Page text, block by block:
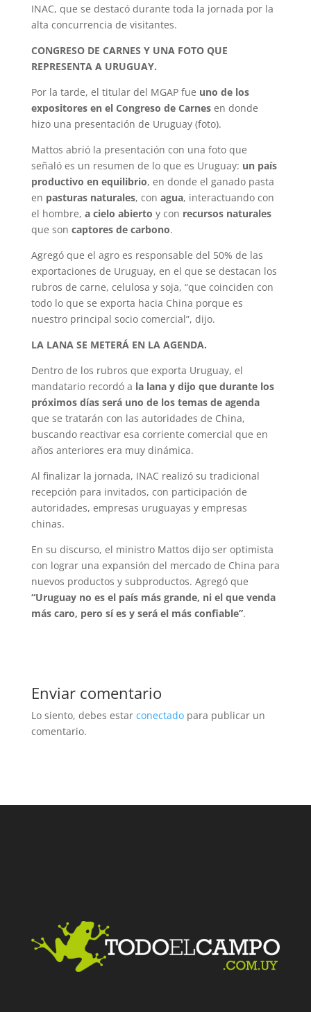
INAC, que se destacó durante toda la jornada por la
alta concurrencia de visitantes.
CONGRESO DE CARNES Y UNA FOTO QUE
REPRESENTA A URUGUAY.
Por la tarde, el titular del MGAP fue uno de los
expositores en el Congreso de Carnesen donde
hizo una presentación de Uruguay (foto).
Mattos abrió la presentación con una foto que
señaló es un resumen de lo que es Uruguay: un país
productivo en equilibrio, en donde el ganado pasta
en pasturas naturales, con agua, interactuando con
el hombre, a cielo abierto y con recursos naturales
que son captores de carbono.
Agregó que el agro es responsable del 50% de las
exportaciones de Uruguay, en el que se destacan los
rubros de carne, celulosa y soja, “que coinciden con
todo lo que se exporta hacia China porque es
nuestro principal socio comercial”, dijo.
LA LANA SE METERÁ EN LA AGENDA.
Dentro de los rubros que exporta Uruguay, el
mandatario recordó a la lana y dijo que durante los
próximos días será uno de los temas de agenda
que se tratarán con las autoridades de China,
buscando reactivar esa corriente comercial que en
años anteriores era muy dinámica.
Al finalizar la jornada, INAC realizó su tradicional
recepción para invitados, con participación de
autoridades, empresas uruguayas y empresas
chinas.
En su discurso, el ministro Mattos dijo ser optimista
con lograr una expansión del mercado de China para
nuevos productos y subproductos. Agregó que
“Uruguay no es el país más grande, ni el que venda
más caro, pero sí es y será el más confiable”.
Enviar comentario
Lo siento, debes estar conectadopara publicar un
comentario.
Facebook